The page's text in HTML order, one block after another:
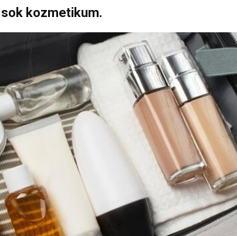
sok kozmetikum.